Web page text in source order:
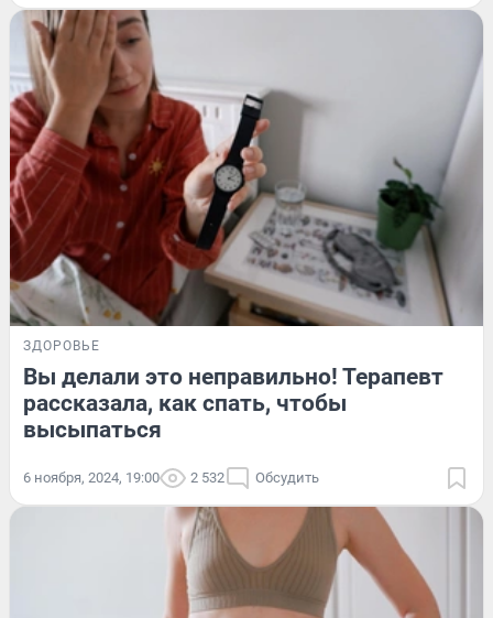
ЗДОРОВЬЕ
Вы делали это неправильно! Терапевт
рассказала, как спать, чтобы
высыпаться
6 ноября, 2024, 19:00 2 532 Обсудить